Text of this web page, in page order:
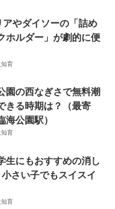
アやダイソーの「詰め
ホルダー」が劇的に便
知育
園の西なぎさで無料潮
きる時期は？（最寄
海公園駅）
育
生にもおすすめの消し
さい子でもスイスイ
知育